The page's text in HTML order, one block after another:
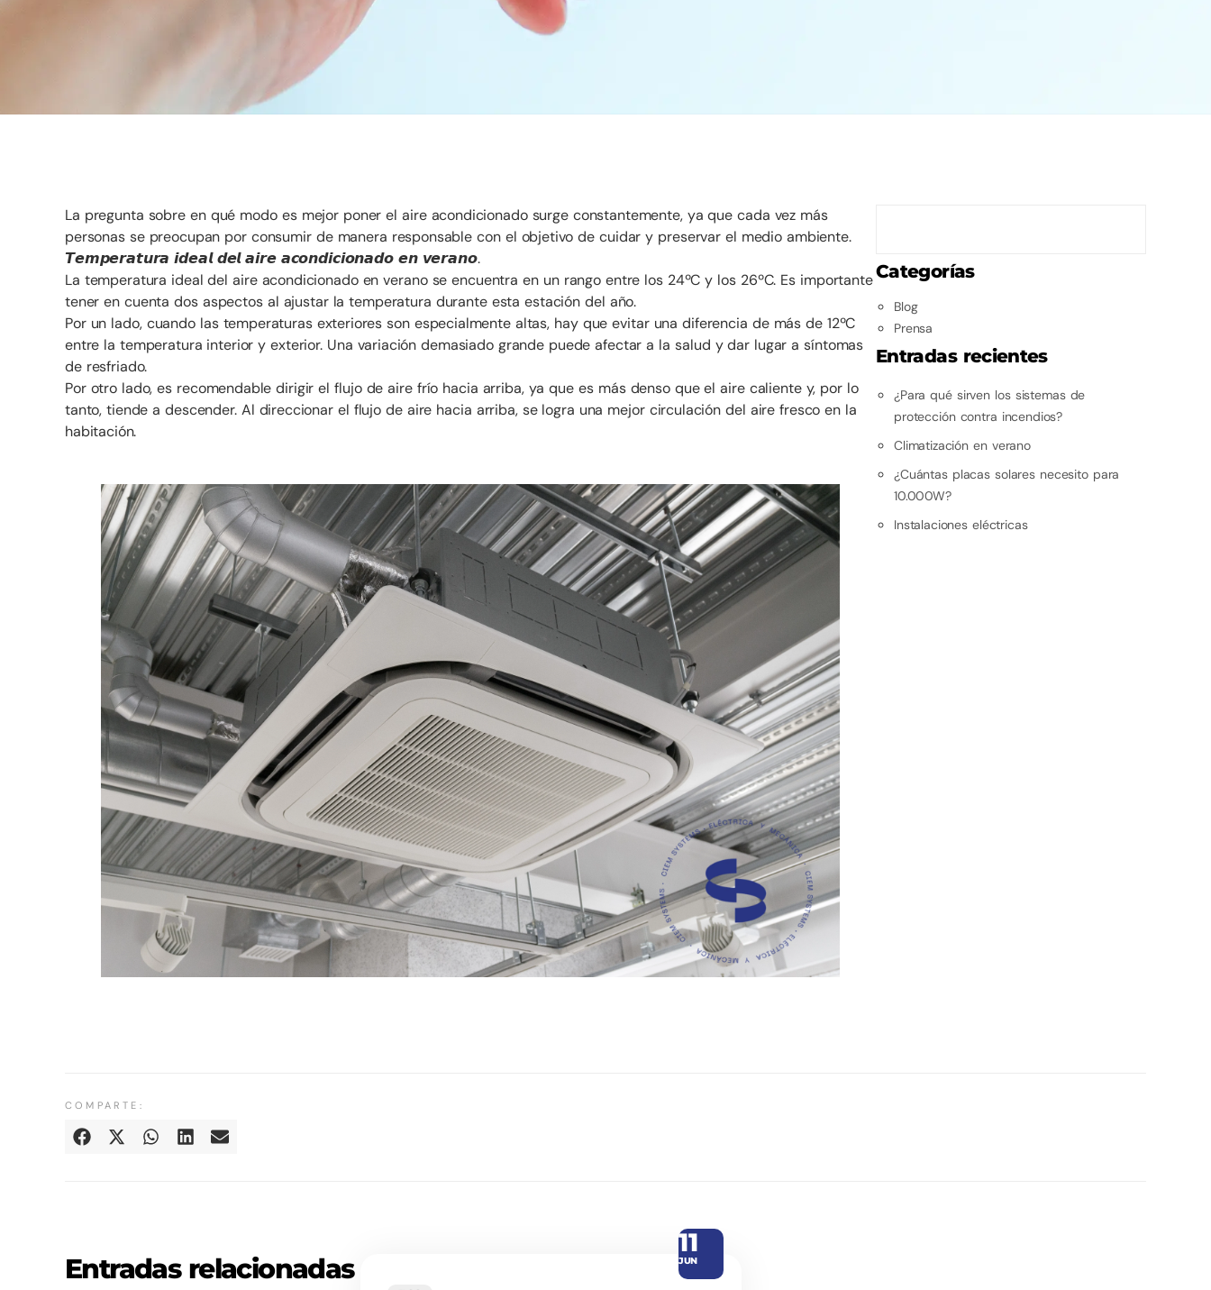
La pregunta sobre en qué modo es mejor poner el aire acondicionado surge constantemente, ya que cada vez más
personas se preocupan por consumir de manera responsable con el objetivo de cuidar y preservar el medio ambiente.
𝙏𝙚𝙢𝙥𝙚𝙧𝙖𝙩𝙪𝙧𝙖 𝙞𝙙𝙚𝙖𝙡 𝙙𝙚𝙡 𝙖𝙞𝙧𝙚 𝙖𝙘𝙤𝙣𝙙𝙞𝙘𝙞𝙤𝙣𝙖𝙙𝙤 𝙚𝙣 𝙫𝙚𝙧𝙖𝙣𝙤.
La temperatura ideal del aire acondicionado en verano se encuentra en un rango entre los 24ºC y los 26ºC. Es importante
tener en cuenta dos aspectos al ajustar la temperatura durante esta estación del año.
Por un lado, cuando las temperaturas exteriores son especialmente altas, hay que evitar una diferencia de más de 12ºC
entre la temperatura interior y exterior. Una variación demasiado grande puede afectar a la salud y dar lugar a síntomas
de resfriado.
Por otro lado, es recomendable dirigir el flujo de aire frío hacia arriba, ya que es más denso que el aire caliente y, por lo
tanto, tiende a descender. Al direccionar el flujo de aire hacia arriba, se logra una mejor circulación del aire fresco en la
habitación.
Categorías
Blog
Prensa
Entradas recientes
¿Para qué sirven los sistemas de
protección contra incendios?
Climatización en verano
¿Cuántas placas solares necesito para
10.000W?
Instalaciones eléctricas
COMPARTE:
Entradas relacionadas
11
JUN